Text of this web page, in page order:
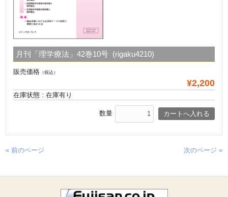
月刊「理学療法」42巻10号 (rigaku4210)
販売価格 （税込）
¥2,200
在庫状態 : 在庫有り
数量
« 前のページ 次のページ »